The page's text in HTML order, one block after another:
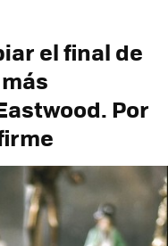
el final de
Por